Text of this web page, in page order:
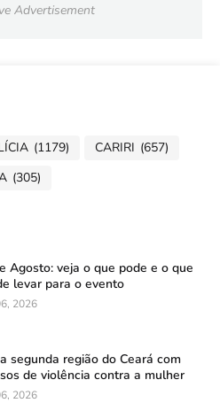
Advertisement
(1179) CARIRI (657)
(305)
Agosto: veja o que pode e o que
levar para o evento
2026
segunda região do Ceará com
de violência contra a mulher
2026